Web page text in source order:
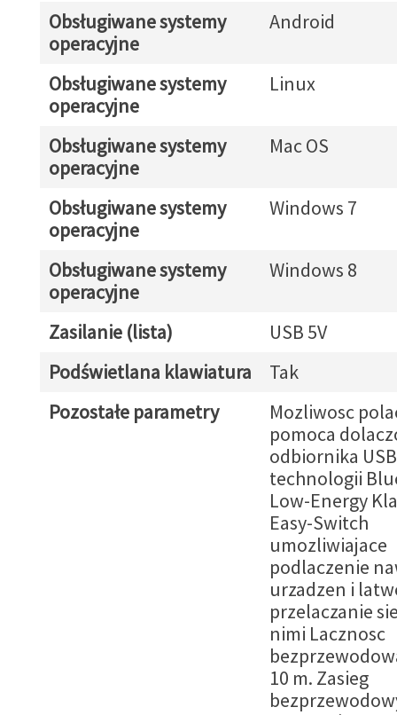
Obsługiwane systemy
operacyjne
Android
Obsługiwane systemy
operacyjne
Linux
Obsługiwane systemy
operacyjne
Mac OS
Obsługiwane systemy
operacyjne
Windows 7
Obsługiwane systemy
operacyjne
Windows 8
Zasilanie (lista)
USB 5V
Podświetlana klawiatura
Tak
Pozostałe parametry
Mozliwosc
pomoca
odbiornika
technologii
Low-Energy
Easy-Switch
umozliwiajace
podlaczenie
urzadzen i
przelaczanie
nimi Lacznosc
10 m. Zasieg